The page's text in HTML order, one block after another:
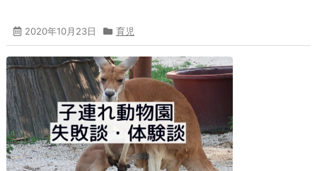
2020年10月23日 育児